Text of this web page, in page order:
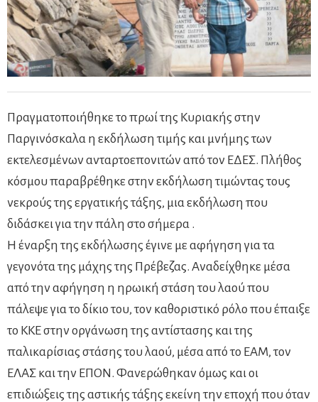
Πραγματοποιήθηκε το πρωί της Κυριακής στην
Παργινόσκαλα η εκδήλωση τιμής και μνήμης των
εκτελεσμένων ανταρτοεπονιτών από τον ΕΔΕΣ. Πλήθος
κόσμου παραβρέθηκε στην εκδήλωση τιμώντας τους
νεκρούς της εργατικής τάξης, μια εκδήλωση που
διδάσκει για την πάλη στο σήμερα .
Η έναρξη της εκδήλωσης έγινε με αφήγηση για τα
γεγονότα της μάχης της Πρέβεζας. Αναδείχθηκε μέσα
από την αφήγηση η ηρωική στάση του λαού που
πάλεψε για το δίκιο του, τον καθοριστικό ρόλο που έπαιξε
το ΚΚΕ στην οργάνωση της αντίστασης και της
παλικαρίσιας στάσης του λαού, μέσα από το ΕΑΜ, τον
ΕΛΑΣ και την ΕΠΟΝ. Φανερώθηκαν όμως και οι
επιδιώξεις της αστικής τάξης εκείνη την εποχή που όταν